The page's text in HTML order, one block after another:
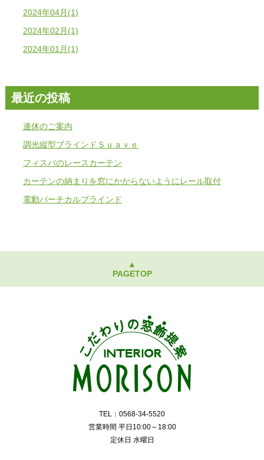
2024年04月(1)
2024年02月(1)
2024年01月(1)
最近の投稿
連休のご案内
調光縦型ブラインドＳｕａｖｅ
フィスバのレースカーテン
カーテンの納まりを窓にかからないようにレール取付
電動バーチカルブラインド
▲
PAGETOP
TEL：0568-34-5520
営業時間 平日10:00～18:00
定休日 水曜日